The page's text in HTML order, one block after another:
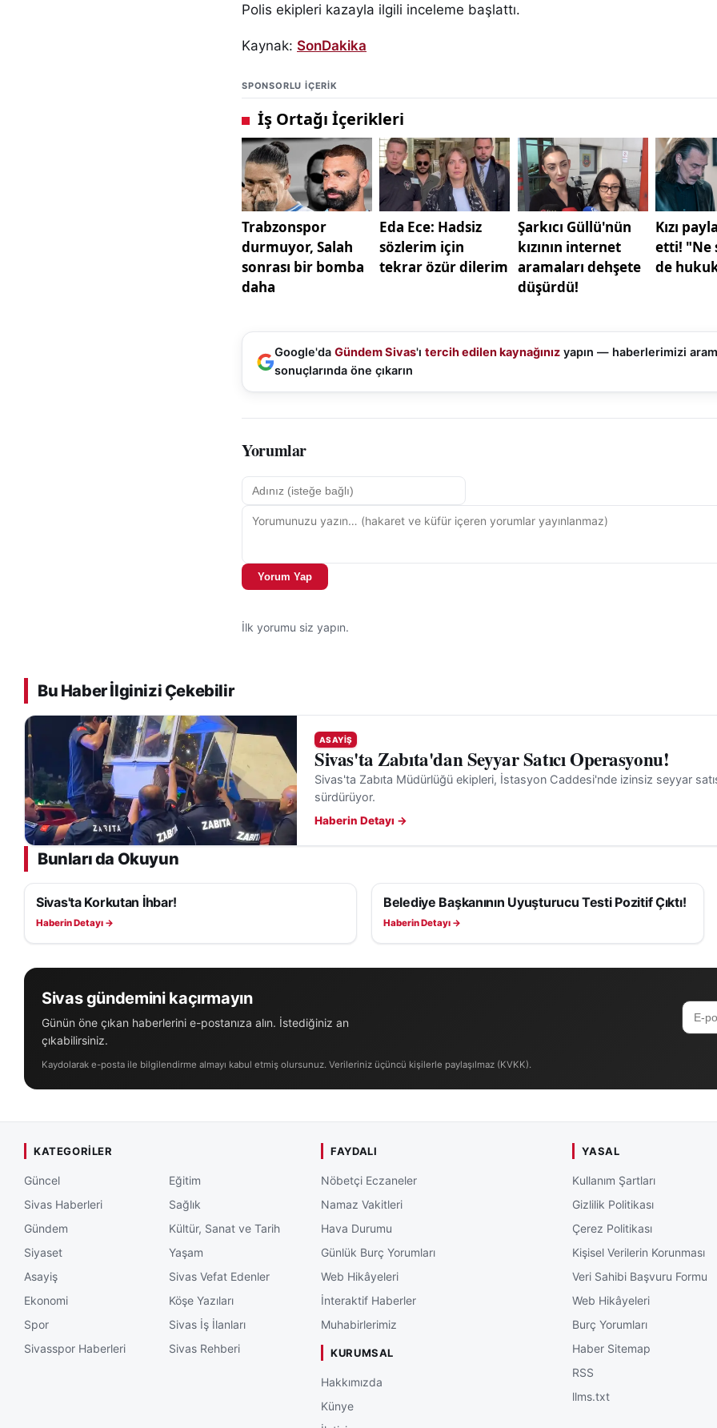
Polis ekipleri kazayla ilgili inceleme başlattı.
Kaynak: SonDakika
SPONSORLU IÇERIK
Google'da Gündem Sivas'ı tercih edilen kaynağınız yapın — haberlerimizi
sonuçlarında öne çıkarın
Yorumlar
Yorum Yap
İlk yorumu siz yapın.
Bu Haber İlginizi Çekebilir
ASAYIŞ
Sivas'ta Zabıta'dan Seyyar Satıcı Operasyonu!
Sivas'ta Zabıta Müdürlüğü ekipleri, İstasyon Caddesi'nde izinsiz seyyar
sürdürüyor.
Haberin Detayı →
Bunları da Okuyun
ASAYIŞ
Sivas'ta Korkutan İhbar!
Haberin Detayı →
ASAYIŞ
Belediye Başkanının Uyuşturucu Testi Pozitif Çıktı!
Haberin Detayı →
Sivas gündemini kaçırmayın
Günün öne çıkan haberlerini e-postanıza alın. İstediğiniz an
çıkabilirsiniz.
Kaydolarak e-posta ile bilgilendirme almayı kabul etmiş olursunuz. Verileriniz üçüncü kişilerle paylaşılmaz (KVKK).
KATEGORILER
Güncel
Sivas Haberleri
Gündem
Siyaset
Asayiş
Ekonomi
Spor
Sivasspor Haberleri
Eğitim
Sağlık
Kültür, Sanat ve Tarih
Yaşam
Sivas Vefat Edenler
Köşe Yazıları
Sivas İş İlanları
Sivas Rehberi
FAYDALI
Nöbetçi Eczaneler
Namaz Vakitleri
Hava Durumu
Günlük Burç Yorumları
Web Hikâyeleri
İnteraktif Haberler
Muhabirlerimiz
KURUMSAL
Hakkımızda
Künye
YASAL
Kullanım Şartları
Gizlilik Politikası
Çerez Politikası
Kişisel Verilerin Korunması
Veri Sahibi Başvuru Formu
Web Hikâyeleri
Burç Yorumları
Haber Sitemap
RSS
llms.txt